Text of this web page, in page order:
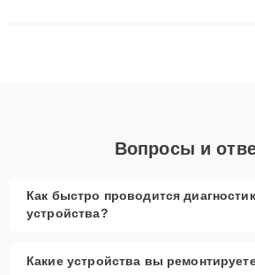
Вопросы и
Как быстро проводится
устройства?
Какие устройства вы